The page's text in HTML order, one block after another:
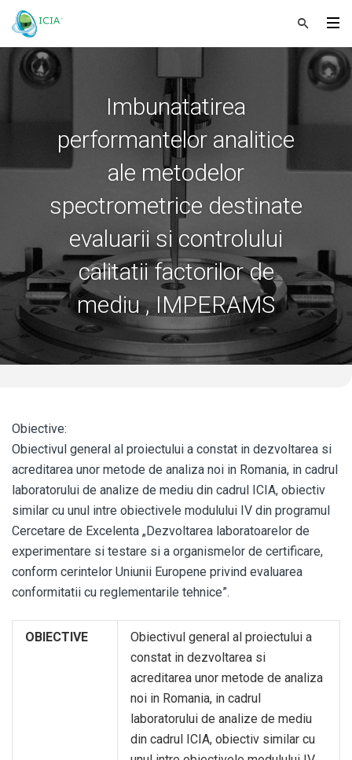
Imbunatatirea
performantelor analitice
ale metodelor
spectrometrice destinate
evaluarii si controlului
calitatii factorilor de
mediu , IMPERAMS
Obiective:
Obiectivul general al proiectului a constat in dezvoltarea si
acreditarea unor metode de analiza noi in Romania, in cadrul
laboratorului de analize de mediu din cadrul ICIA, obiectiv
similar cu unul intre obiectivele modulului IV din programul
Cercetare de Excelenta „Dezvoltarea laboratoarelor de
experimentare si testare si a organismelor de certificare,
conform cerintelor Uniunii Europene privind evaluarea
conformitatii cu reglementarile tehnice”.
OBIECTIVE
Obiectivul general al proiectului a
constat in dezvoltarea si
acreditarea unor metode de analiza
noi in Romania, in cadrul
laboratorului de analize de mediu
din cadrul ICIA, obiectiv similar cu